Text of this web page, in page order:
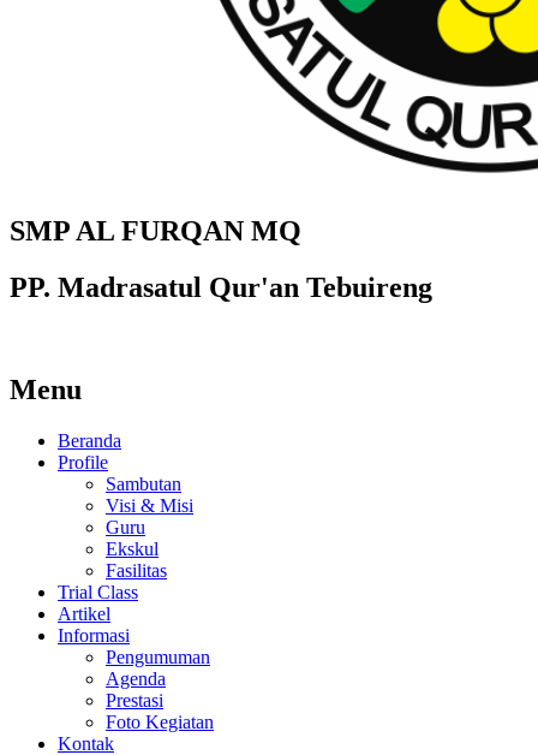
SMP AL FURQAN MQ
PP. Madrasatul Qur'an Tebuireng
Menu
Beranda
Profile
Sambutan
Visi & Misi
Guru
Ekskul
Fasilitas
Trial Class
Artikel
Informasi
Pengumuman
Agenda
Prestasi
Foto Kegiatan
Kontak